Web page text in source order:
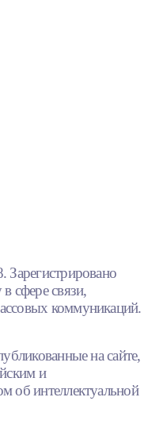
сфере связи,
коммуникаций.
на сайте,
и
об интеллектуальной